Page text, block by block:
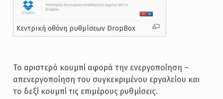
Κεντρική οθόνη ρυθμίσεων DropBox
Το αριστερό κουμπί αφορά την ενεργοποίηση –
απενεργοποίηση του συγκεκριμένου εργαλείου και
το δεξί κουμπί τις επιμέρους ρυθμίσεις.